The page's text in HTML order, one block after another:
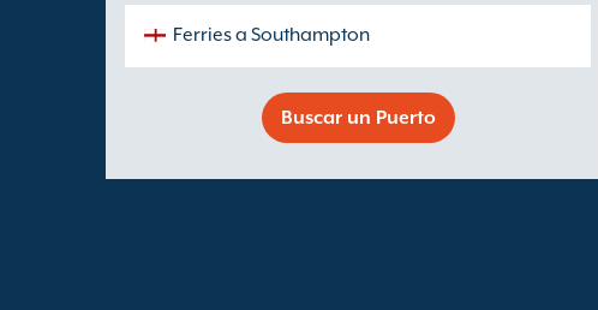
Ferries a Southampton
Buscar un Puerto